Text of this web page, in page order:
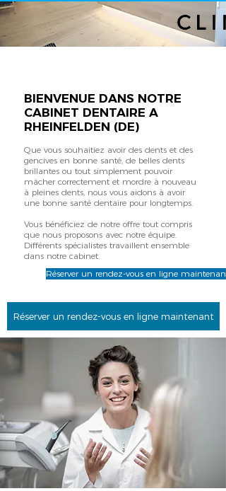
BIENVENUE DANS NOTRE
CABINET DENTAIRE A
RHEINFELDEN (DE)
Que vous souhaitiez avoir des dents et des
gencives en bonne santé, de belles dents
brillantes ou tout simplement pouvoir
mâcher correctement et mordre à nouveau
à pleines dents, nous vous aidons à avoir
une bonne santé dentaire pour longtemps.
Vous bénéficiez de notre offre tout compris
que nous proposons avec notre équipe.
Différents spécialistes travaillent ensemble
dans notre cabinet. ​
Réserver un rendez-vous en ligne maintenant
Réserver un rendez-vous en ligne maintenant